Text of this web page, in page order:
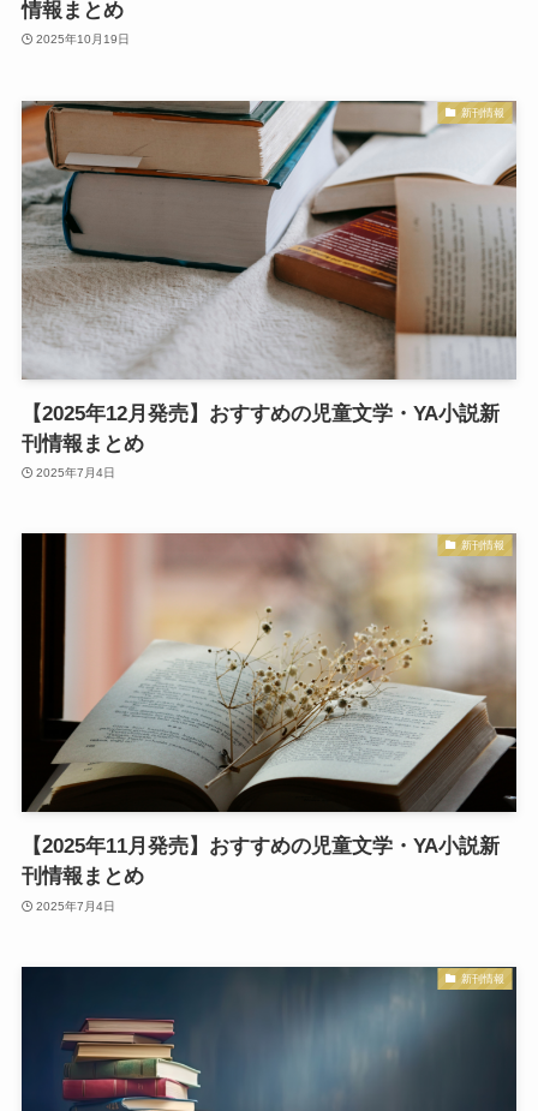
情報まとめ
2025年10月19日
新刊情報
【2025年12月発売】おすすめの児童文学・YA小説新
刊情報まとめ
2025年7月4日
新刊情報
【2025年11月発売】おすすめの児童文学・YA小説新
刊情報まとめ
2025年7月4日
新刊情報